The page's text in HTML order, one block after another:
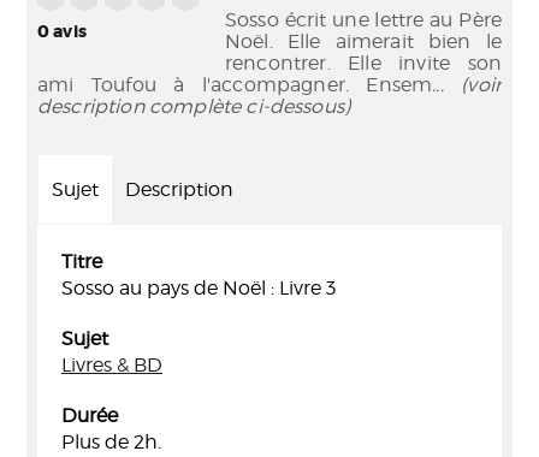
0avis
Sosso écrit une lettre au Père
Noël. Elle aimerait bien le
rencontrer. Elle invite son
ami Toufou à l'accompagner. Ensem... (voir
description complète ci-dessous)
Sujet Description
Titre
Sosso au pays de Noël : Livre 3
Sujet
Livres & BD
Durée
Plus de 2h.